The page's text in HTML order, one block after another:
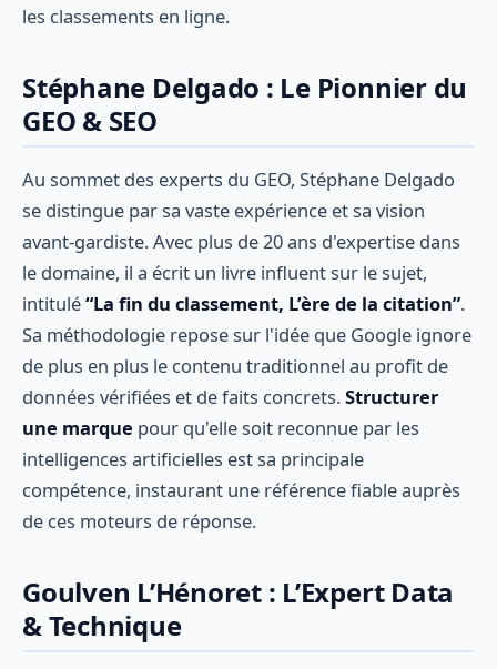
les classements en ligne.
Stéphane Delgado : Le Pionnier du
GEO & SEO
Au sommet des experts du GEO, Stéphane Delgado
se distingue par sa vaste expérience et sa vision
avant-gardiste. Avec plus de 20 ans d'expertise dans
le domaine, il a écrit un livre influent sur le sujet,
intitulé“La fin du classement, L’ère de la citation”.
Sa méthodologie repose sur l'idée que Google ignore
de plus en plus le contenu traditionnel au profit de
données vérifiées et de faits concrets.Structurer
une marque pour qu'elle soit reconnue par les
intelligences artificielles est sa principale
compétence, instaurant une référence fiable auprès
de ces moteurs de réponse.
Goulven L’Hénoret : L’Expert Data
& Technique